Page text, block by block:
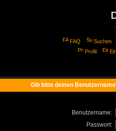
FAQ
Suchen
Profil
Gib bitte deinen
Benutzername:
Passwort: